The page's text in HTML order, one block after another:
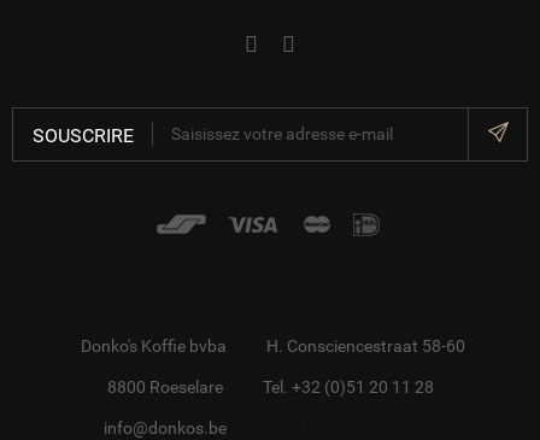
SOUSCRIRE
Donko's Koffie bvba H. Consciencestraat 58-60
8800 Roeselare Tel. +32 (0)51 20 11 28
info@donkos.be